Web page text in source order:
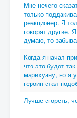
Мне нечего
только
реакционер. Я
говорят другие.
думаю, то
Когда я начал
что это будет
марихуану, но я
героин стал
Лучше сгореть,